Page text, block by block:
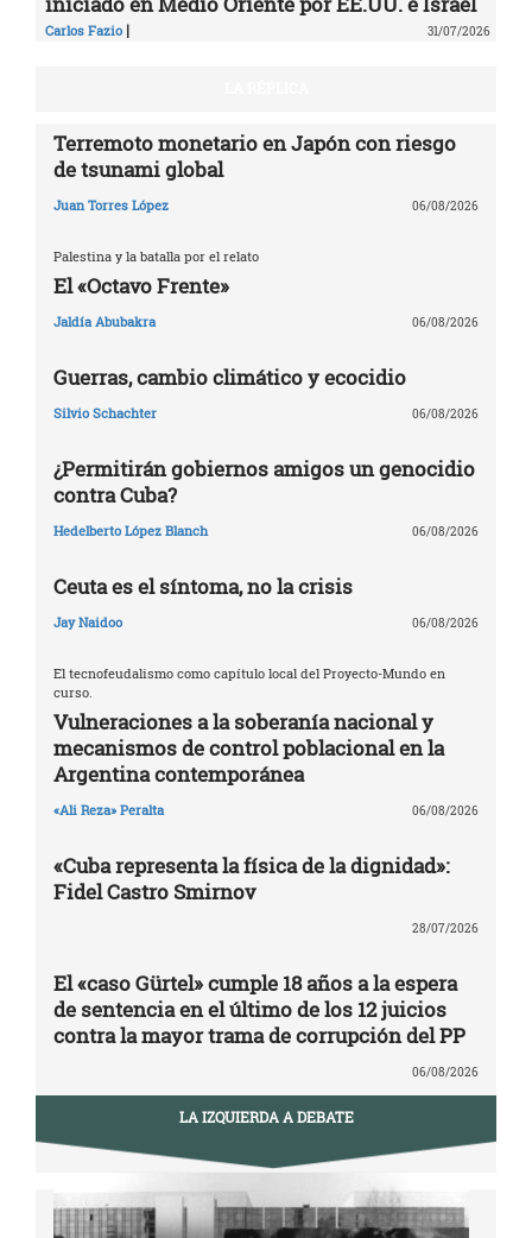
Carlos Fazio | 31/07/2026
Terremoto monetario en Japón con riesgo
de tsunami global
Juan Torres López 06/08/2026
Palestina y la batalla por el relato
El «Octavo Frente»
Jaldía Abubakra 06/08/2026
Guerras, cambio climático y ecocidio
Silvio Schachter 06/08/2026
¿Permitirán gobiernos amigos un genocidio
contra Cuba?
Hedelberto López Blanch 06/08/2026
Ceuta es el síntoma, no la crisis
Jay Naidoo 06/08/2026
El tecnofeudalismo como capítulo local del Proyecto-Mundo en
curso.
Vulneraciones a la soberanía nacional y
mecanismos de control poblacional en la
Argentina contemporánea
«Ali Reza» Peralta 06/08/2026
«Cuba representa la física de la dignidad»:
Fidel Castro Smirnov
28/07/2026
El «caso Gürtel» cumple 18 años a la espera
de sentencia en el último de los 12 juicios
contra la mayor trama de corrupción del PP
06/08/2026
LA IZQUIERDA A DEBATE